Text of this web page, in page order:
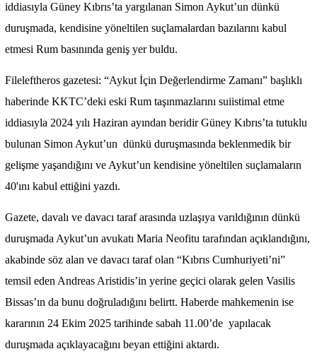
iddiasıyla Güney Kıbrıs’ta yargılanan Simon Aykut’un dünkü
duruşmada, kendisine yöneltilen suçlamalardan bazılarını kabul
etmesi Rum basınında geniş yer buldu.
Fileleftheros gazetesi: “Aykut İçin Değerlendirme Zamanı” başlıklı
haberinde KKTC’deki eski Rum taşınmazlarını suiistimal etme
iddiasıyla 2024 yılı Haziran ayından beridir Güney Kıbrıs’ta tutuklu
bulunan Simon Aykut’un dünkü duruşmasında beklenmedik bir
gelişme yaşandığını ve Aykut’un kendisine yöneltilen suçlamaların
40'ını kabul ettiğini yazdı.
Gazete, davalı ve davacı taraf arasında uzlaşıya varıldığının dünkü
duruşmada Aykut’un avukatı Maria Neofitu tarafından açıklandığını,
akabinde söz alan ve davacı taraf olan “Kıbrıs Cumhuriyeti’ni”
temsil eden Andreas Aristidis’in yerine geçici olarak gelen Vasilis
Bissas’ın da bunu doğruladığını belirtt. Haberde mahkemenin ise
kararının 24 Ekim 2025 tarihinde sabah 11.00’de yapılacak
duruşmada açıklayacağını beyan ettiğini aktardı.